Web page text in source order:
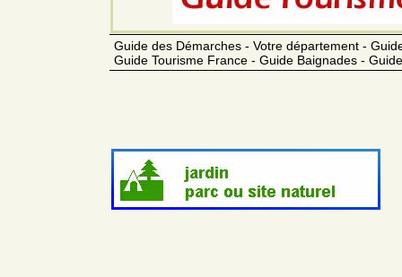
Guide des Démarches - Votre département -
Guide Tourisme France - Guide Baignades -